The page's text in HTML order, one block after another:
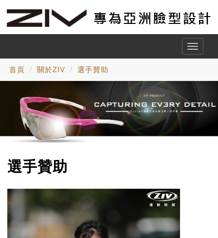
Toggle
首頁 關於ZIV 選手贊助
選手贊助